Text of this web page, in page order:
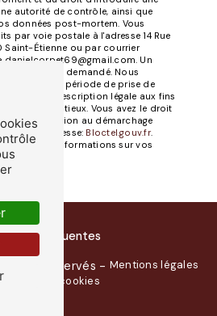
autorité de contrôle, ainsi que
données post-mortem. Vous
par voie postale à l'adresse 14 Rue
Saint-Étienne ou par courrier
danielcorpet69@gmail.com. Un
vous être demandé. Nous
pendant la période de prise de
durée de prescription légale aux fins
des contentieux. Vous avez le droit
d'opposition au démarchage
à cette adresse:
Bloctel.gouv.fr.
plus d’informations sur vos
fréquentes
droits réservés - Mentions légales
des cookies